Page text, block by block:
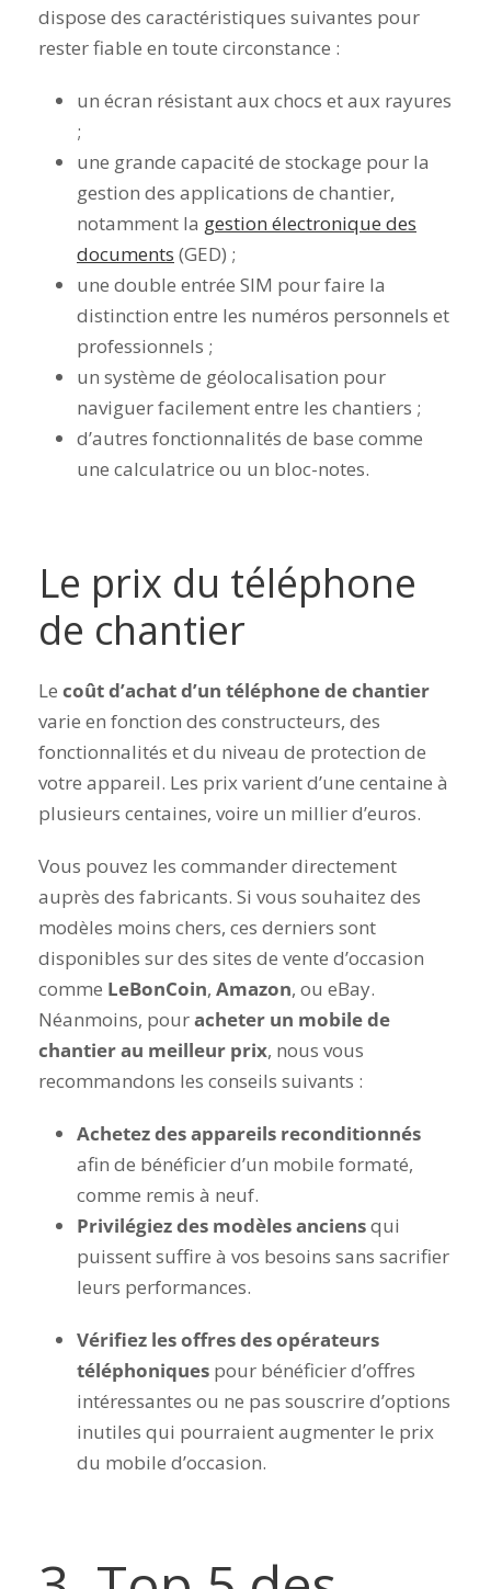
dispose des caractéristiques suivantes pour
rester fiable en toute circonstance :
un écran résistant aux chocs et aux rayures
;
une grande capacité de stockage pour la
gestion des applications de chantier,
notamment la gestion électronique des
documents (GED) ;
une double entrée SIM pour faire la
distinction entre les numéros personnels et
professionnels ;
un système de géolocalisation pour
naviguer facilement entre les chantiers ;
d’autres fonctionnalités de base comme
une calculatrice ou un bloc-notes.
Le prix du téléphone
de chantier
Le coût d’achat d’un téléphone de chantier
varie en fonction des constructeurs, des
fonctionnalités et du niveau de protection de
votre appareil. Les prix varient d’une centaine à
plusieurs centaines, voire un millier d’euros.
Vous pouvez les commander directement
auprès des fabricants. Si vous souhaitez des
modèles moins chers, ces derniers sont
disponibles sur des sites de vente d’occasion
comme LeBonCoin, Amazon, ou eBay.
Néanmoins, pouracheter un mobile de
chantier au meilleur prix, nous vous
recommandons les conseils suivants :
Achetez des appareils reconditionnés
afin de bénéficier d’un mobile formaté,
comme remis à neuf.
Privilégiez des modèles anciensqui
puissent suffire à vos besoins sans sacrifier
leurs performances.
Vérifiez les offres des opérateurs
téléphoniques pour bénéficier d’offres
intéressantes ou ne pas souscrire d’options
inutiles qui pourraient augmenter le prix
du mobile d’occasion.